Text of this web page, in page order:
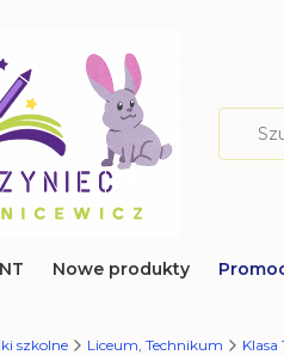
Nowe produkty
szkolne Liceum, Technikum Klasa 1